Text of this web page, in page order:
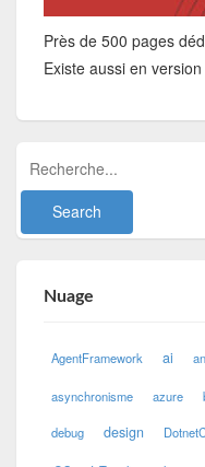
Près de 500 pages
Existe aussi en
Nuage
AgentFramework ai
asynchronisme azure
debug design